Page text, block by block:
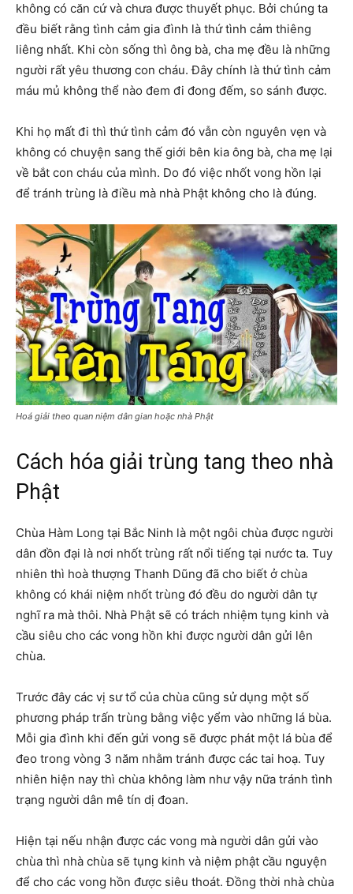
không có căn cứ và chưa được thuyết phục. Bởi chúng ta
đều biết rằng tình cảm gia đình là thứ tình cảm thiêng
liêng nhất. Khi còn sống thì ông bà, cha mẹ đều là những
người rất yêu thương con cháu. Đây chính là thứ tình cảm
máu mủ không thể nào đem đi đong đếm, so sánh được.
Khi họ mất đi thì thứ tình cảm đó vẫn còn nguyên vẹn và
không có chuyện sang thế giới bên kia ông bà, cha mẹ lại
về bắt con cháu của mình. Do đó việc nhốt vong hồn lại
để tránh trùng là điều mà nhà Phật không cho là đúng.
Hoá giải theo quan niệm dân gian hoặc nhà Phật
Cách hóa giải trùng tang theo nhà
Phật
Chùa Hàm Long tại Bắc Ninh là một ngôi chùa được người
dân đồn đại là nơi nhốt trùng rất nổi tiếng tại nước ta. Tuy
nhiên thì hoà thượng Thanh Dũng đã cho biết ở chùa
không có khái niệm nhốt trùng đó đều do người dân tự
nghĩ ra mà thôi. Nhà Phật sẽ có trách nhiệm tụng kinh và
cầu siêu cho các vong hồn khi được người dân gửi lên
chùa.
Trước đây các vị sư tổ của chùa cũng sử dụng một số
phương pháp trấn trùng bằng việc yểm vào những lá bùa.
Mỗi gia đình khi đến gửi vong sẽ được phát một lá bùa để
đeo trong vòng 3 năm nhằm tránh được các tai hoạ. Tuy
nhiên hiện nay thì chùa không làm như vậy nữa tránh tình
trạng người dân mê tín dị đoan.
Hiện tại nếu nhận được các vong mà người dân gửi vào
chùa thì nhà chùa sẽ tụng kinh và niệm phật cầu nguyện
để cho các vong hồn được siêu thoát. Đồng thời nhà chùa